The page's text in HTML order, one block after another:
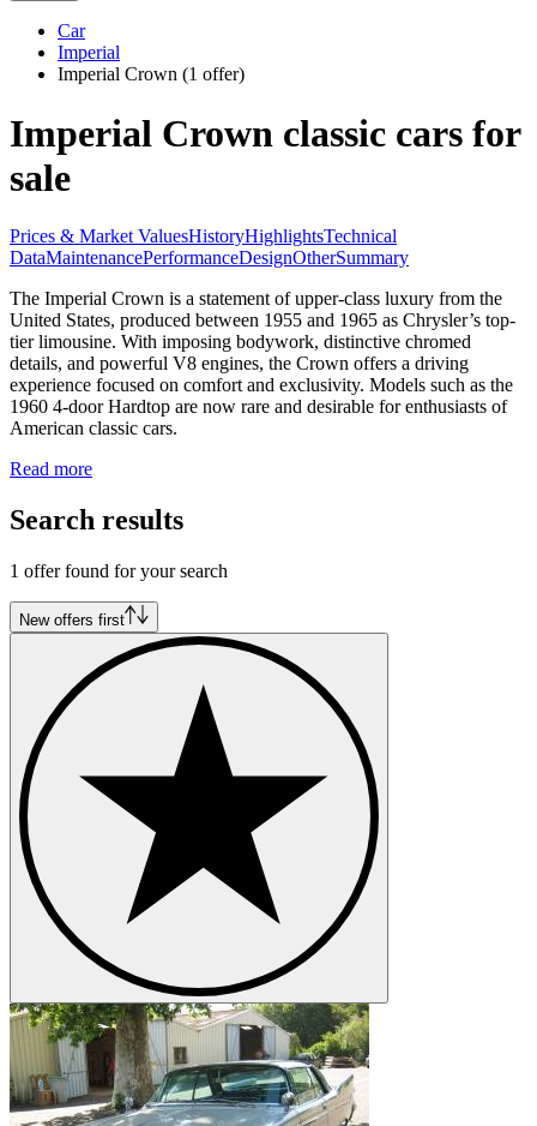
Car
Imperial
Imperial Crown (1 offer)
Imperial Crown classic cars for
sale
Prices & Market ValuesHistoryHighlightsTechnical
DataMaintenancePerformanceDesignOtherSummary
The Imperial Crown is a statement of upper-class luxury from the
United States, produced between 1955 and 1965 as Chrysler’s top-
tier limousine. With imposing bodywork, distinctive chromed
details, and powerful V8 engines, the Crown offers a driving
experience focused on comfort and exclusivity. Models such as the
1960 4-door Hardtop are now rare and desirable for enthusiasts of
American classic cars.
Read more
Search results
1 offer found for your search
New offers first